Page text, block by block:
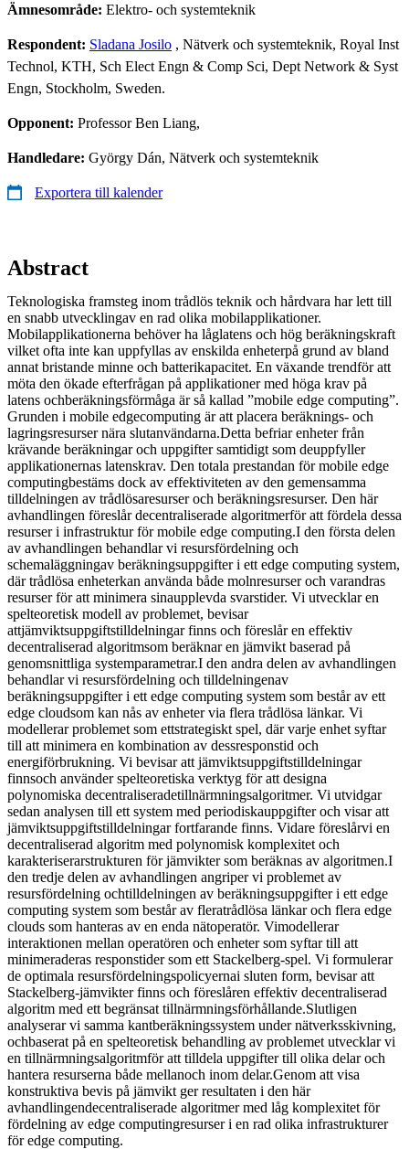
Ämnesområde: Elektro- och systemteknik
Respondent: Sladana Josilo , Nätverk och systemteknik, Royal Inst
Technol, KTH, Sch Elect Engn & Comp Sci, Dept Network & Syst
Engn, Stockholm, Sweden.
Opponent: Professor Ben Liang,
Handledare: György Dán, Nätverk och systemteknik
Exportera till kalender
Abstract
Teknologiska framsteg inom trådlös teknik och hårdvara har lett till
en snabb utvecklingav en rad olika mobilapplikationer.
Mobilapplikationerna behöver ha låglatens och hög beräkningskraft
vilket ofta inte kan uppfyllas av enskilda enheterpå grund av bland
annat bristande minne och batterikapacitet. En växande trendför att
möta den ökade efterfrågan på applikationer med höga krav på
latens ochberäkningsförmåga är så kallad ”mobile edge computing”.
Grunden i mobile edgecomputing är att placera beräknings- och
lagringsresurser nära slutanvändarna.Detta befriar enheter från
krävande beräkningar och uppgifter samtidigt som deuppfyller
applikationernas latenskrav. Den totala prestandan för mobile edge
computingbestäms dock av effektiviteten av den gemensamma
tilldelningen av trådlösaresurser och beräkningsresurser. Den här
avhandlingen föreslår decentraliserade algoritmerför att fördela dessa
resurser i infrastruktur för mobile edge computing.I den första delen
av avhandlingen behandlar vi resursfördelning och
schemaläggningav beräkningsuppgifter i ett edge computing system,
där trådlösa enheterkan använda både molnresurser och varandras
resurser för att minimera sinaupplevda svarstider. Vi utvecklar en
spelteoretisk modell av problemet, bevisar
attjämviktsuppgiftstilldelningar finns och föreslår en effektiv
decentraliserad algoritmsom beräknar en jämvikt baserad på
genomsnittliga systemparametrar.I den andra delen av avhandlingen
behandlar vi resursfördelning och tilldelningenav
beräkningsuppgifter i ett edge computing system som består av ett
edge cloudsom kan nås av enheter via flera trådlösa länkar. Vi
modellerar problemet som ettstrategiskt spel, där varje enhet syftar
till att minimera en kombination av dessresponstid och
energiförbrukning. Vi bevisar att jämviktsuppgiftstilldelningar
finnsoch använder spelteoretiska verktyg för att designa
polynomiska decentraliseradetillnärmningsalgoritmer. Vi utvidgar
sedan analysen till ett system med periodiskauppgifter och visar att
jämviktsuppgiftstilldelningar fortfarande finns. Vidare föreslårvi en
decentraliserad algoritm med polynomisk komplexitet och
karakteriserarstrukturen för jämvikter som beräknas av algoritmen.I
den tredje delen av avhandlingen angriper vi problemet av
resursfördelning ochtilldelningen av beräkningsuppgifter i ett edge
computing system som består av fleratrådlösa länkar och flera edge
clouds som hanteras av en enda nätoperatör. Vimodellerar
interaktionen mellan operatören och enheter som syftar till att
minimeraderas responstider som ett Stackelberg-spel. Vi formulerar
de optimala resursfördelningspolicyernai sluten form, bevisar att
Stackelberg-jämvikter finns och föreslåren effektiv decentraliserad
algoritm med ett begränsat tillnärmningsförhållande.Slutligen
analyserar vi samma kantberäkningssystem under nätverksskivning,
ochbaserat på en spelteoretisk behandling av problemet utvecklar vi
en tillnärmningsalgoritmför att tilldela uppgifter till olika delar och
hantera resurserna både mellanoch inom delar.Genom att visa
konstruktiva bevis på jämvikt ger resultaten i den här
avhandlingendecentraliserade algoritmer med låg komplexitet för
fördelning av edge computingresurser i en rad olika infrastrukturer
för edge computing.